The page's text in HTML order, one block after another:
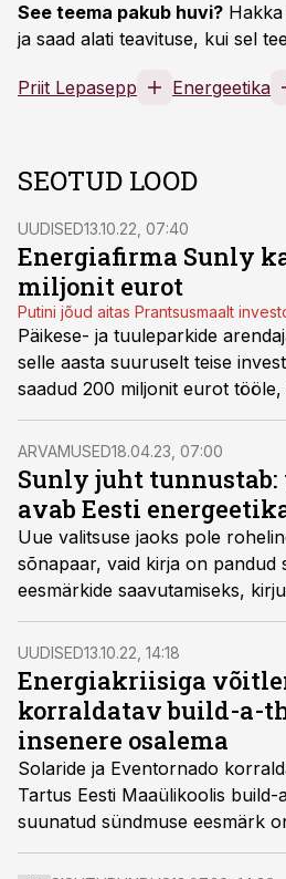
See teema pakub huvi?
ja saad alati teavituse, kui sel
Priit Lepasepp Energeetika
SEOTUD LOOD
UUDISED13.10.22, 07:40
Energiafirma Sunly
miljonit eurot
Putini jõud aitas Prantsusmaalt
Päikese- ja tuuleparkide
selle aasta suuruselt teise
saadud 200 miljonit eurot tööle,
kaks korda nii palju päikese- ja
konkurendid Enefit Greenist.
ARVAMUSED18.04.23, 07:00
Sunly juht
avab Eesti
Uue valitsuse jaoks pole
sõnapaar, vaid kirja on pandud
eesmärkide saavutamiseks,
taastuvenergiaettevõtte Sunly
Lepasepp.
UUDISED13.10.22, 14:18
Energiakriisiga
korraldatav build-a-
insenere osalema
Solaride ja Eventornado
Tartus Eesti Maaülikoolis
suunatud sündmuse eesmärk
töötada välja energiakriisi
Registreerimine on juba avatud.